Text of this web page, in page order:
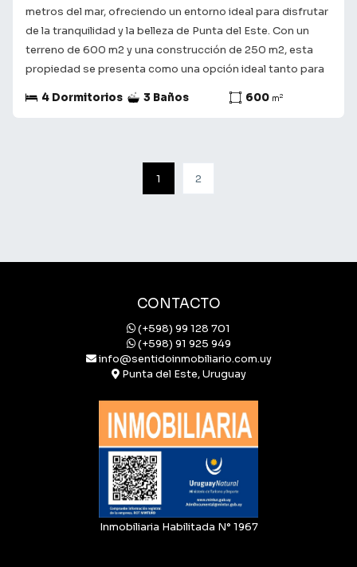
metros del mar, ofreciendo un entorno ideal para disfrutar
de la tranquilidad y la belleza de Punta del Este. Con un
terreno de 600 m2 y una construcción de 250 m2, esta
propiedad se presenta como una opción ideal tanto para
vacacionales. La casa cuenta con cuatro dormitorios. La
vegetación y tranquilidad, ofreciendo un estilo de vida
relajado, a la vez que se encuentra a corta distancia de las
uruguaya. Consulte con nuestros asesores para más
4 Dormitorios 3 Baños 600 m2
1 2
CONTACTO
(+598) 99 128 701
(+598) 91 925 949
info@sentidoinmobiliario.com.uy
Punta del Este, Uruguay
Inmobiliaria Habilitada N° 1967